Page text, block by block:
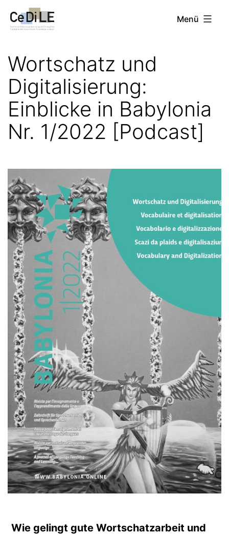
Inhalt
CeDiLE Menü
Wortschatz und
Digitalisierung:
Einblicke in Babylonia
Nr. 1/2022 [Podcast]
Wie gelingt gute Wortschatzarbeit und